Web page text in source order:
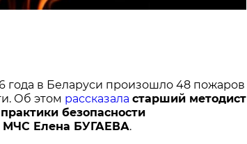
года в Беларуси произошло 48 пожаров
Об этом рассказала старший методист
безопасности
МЧС Елена БУГАЕВА.